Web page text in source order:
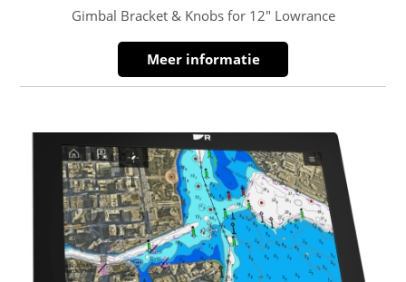
Gimbal Bracket & Knobs for 12″ Lowrance
Meer informatie